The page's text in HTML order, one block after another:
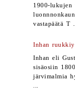
1900-lukujen
vastapäätä T
Inhan
Inhan eli
sisäosiin
järvimalmia
...